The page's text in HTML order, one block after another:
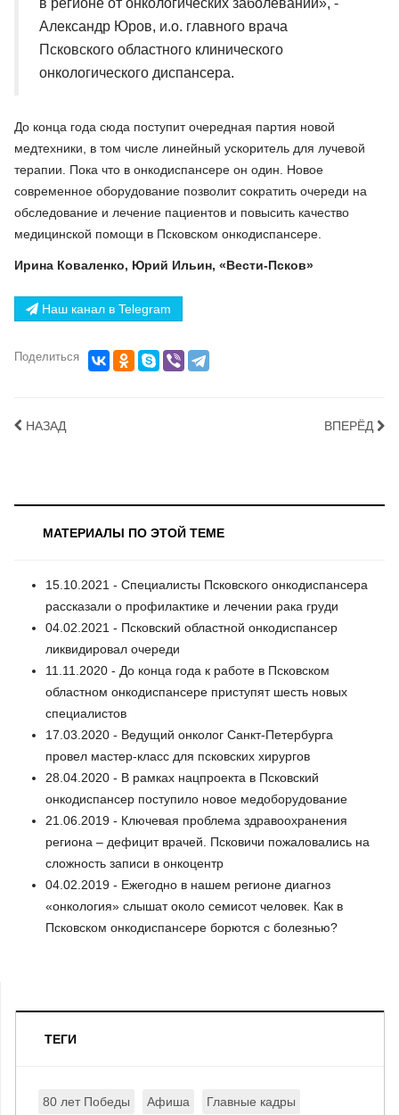
в регионе от онкологических заболеваний», -
Александр Юров, и.о. главного врача
Псковского областного клинического
онкологического диспансера.
До конца года сюда поступит очередная партия новой
медтехники, в том числе линейный ускоритель для лучевой
терапии. Пока что в онкодиспансере он один. Новое
современное оборудование позволит сократить очереди на
обследование и лечение пациентов и повысить качество
медицинской помощи в Псковском онкодиспансере.
Ирина Коваленко, Юрий Ильин, «Вести-Псков»
Наш канал в Telegram
Поделиться
НАЗАД ВПЕРЁД
МАТЕРИАЛЫ ПО ЭТОЙ ТЕМЕ
15.10.2021 - Специалисты Псковского онкодиспансера
рассказали о профилактике и лечении рака груди
04.02.2021 - Псковский областной онкодиспансер
ликвидировал очереди
11.11.2020 - До конца года к работе в Псковском
областном онкодиспансере приступят шесть новых
специалистов
17.03.2020 - Ведущий онколог Санкт-Петербурга
провел мастер-класс для псковских хирургов
28.04.2020 - В рамках нацпроекта в Псковский
онкодиспансер поступило новое медоборудование
21.06.2019 - Ключевая проблема здравоохранения
региона – дефицит врачей. Псковичи пожаловались на
сложность записи в онкоцентр
04.02.2019 - Ежегодно в нашем регионе диагноз
«онкология» слышат около семисот человек. Как в
Псковском онкодиспансере борются с болезнью?
ТЕГИ
80 лет Победы Афиша Главные кадры